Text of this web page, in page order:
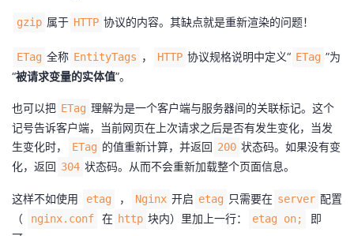
gzip 属于 HTTP 协议的内容。其缺点就是重新渲染的问题！
ETag 全称 EntityTags ， HTTP 协议规格说明中定义“ ETag ”为
“被请求变量的实体值”。
也可以把 ETag 理解为是一个客户端与服务器间的关联标记。这个
记号告诉客户端，当前网页在上次请求之后是否有发生变化，当发
生变化时，
ETag 的值重新计算，并返回 200 状态码。如果没有变
化，返回 304 状态码。从而不会重新加载整个页面信息。
这样不如使用 etag ， Nginx 开启 etag 只需要在 server 配置
（
nginx.conf 在 http 块内）里加上一行：​​ etag on;​​
即